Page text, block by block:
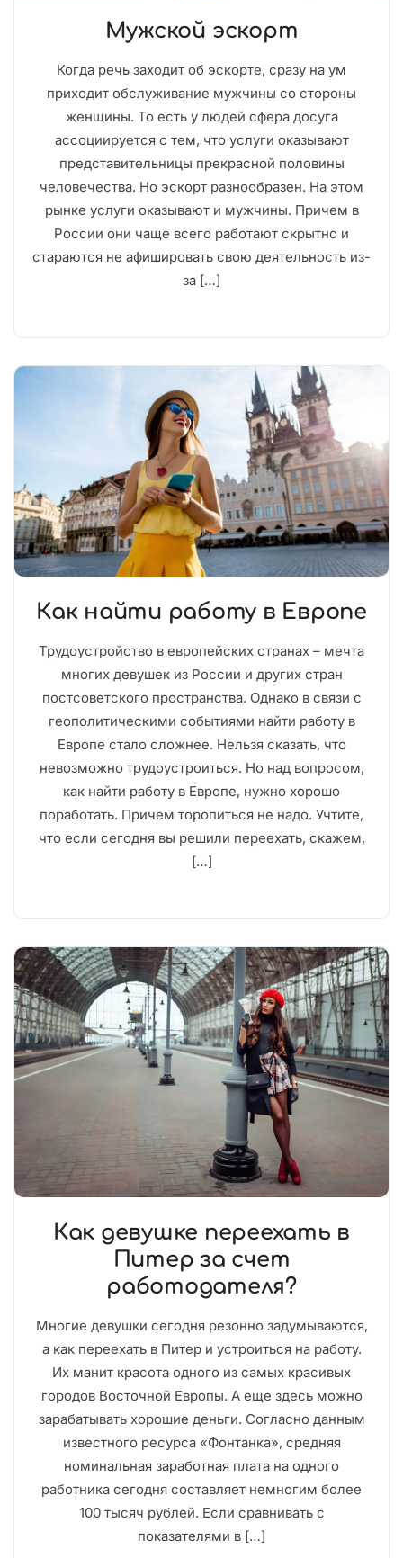
Мужской эскорт
Когда речь заходит об эскорте, сразу на ум
приходит обслуживание мужчины со стороны
женщины. То есть у людей сфера досуга
ассоциируется с тем, что услуги оказывают
представительницы прекрасной половины
человечества. Но эскорт разнообразен. На этом
рынке услуги оказывают и мужчины. Причем в
России они чаще всего работают скрытно и
стараются не афишировать свою деятельность из-
за […]
Как найти работу в Европе
Трудоустройство в европейских странах – мечта
многих девушек из России и других стран
постсоветского пространства. Однако в связи с
геополитическими событиями найти работу в
Европе стало сложнее. Нельзя сказать, что
невозможно трудоустроиться. Но над вопросом,
как найти работу в Европе, нужно хорошо
поработать. Причем торопиться не надо. Учтите,
что если сегодня вы решили переехать, скажем,
[…]
Как девушке переехать в
Питер за счет
работодателя?
Многие девушки сегодня резонно задумываются,
а как переехать в Питер и устроиться на работу.
Их манит красота одного из самых красивых
городов Восточной Европы. А еще здесь можно
зарабатывать хорошие деньги. Согласно данным
известного ресурса «Фонтанка», средняя
номинальная заработная плата на одного
работника сегодня составляет немногим более
100 тысяч рублей. Если сравнивать с
показателями в […]